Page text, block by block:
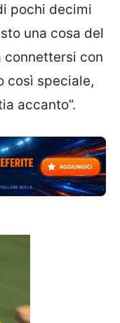
pochi decimi
una cosa del
connettersi con
così speciale,
accanto”.